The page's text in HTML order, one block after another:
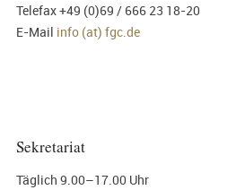
Telefax +49 (0)69 / 666 23 18-20
E-Mail info (at) fgc.de
Sekretariat
Täglich 9.00–17.00 Uhr